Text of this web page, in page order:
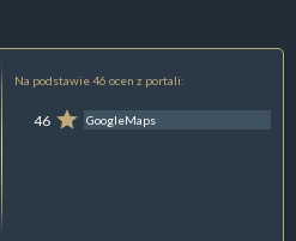
Na podstawie 46 ocen z portali:
46 GoogleMaps